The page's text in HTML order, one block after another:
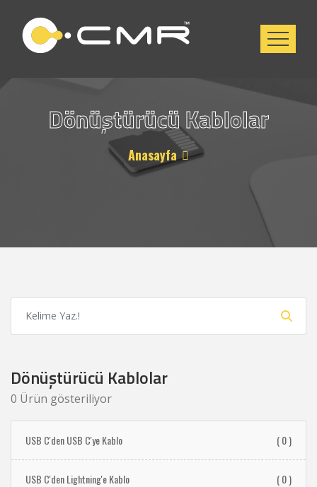
Dönüştürücü Kablolar
Anasayfa
Dönüştürücü Kablolar
0 Ürün gösteriliyor
USB C'den USB C'ye Kablo ( 0 )
USB C'den Lightning'e Kablo ( 0 )